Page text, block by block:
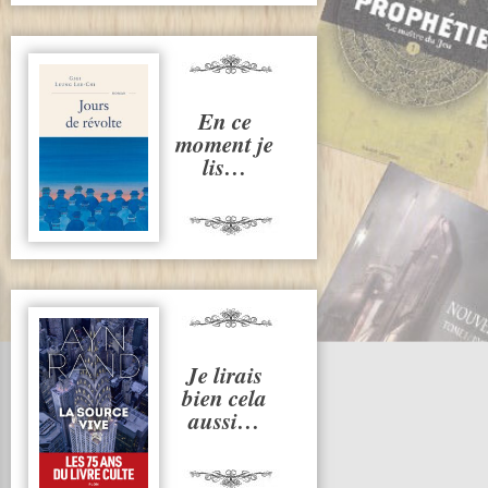
En ce
moment je
lis…
Je lirais
bien cela
aussi…